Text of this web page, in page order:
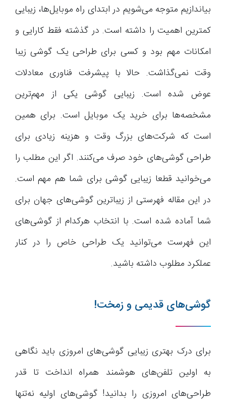
بیاندازیم متوجه می‌شویم در ابتدای راه موبایل‌ها، زیبایی
کمترین اهمیت را داشته است. در گذشته فقط کارایی و
امکانات مهم بود و کسی برای طراحی یک گوشی زیبا
وقت نمی‌گذاشت. حالا با پیشرفت فناوری معادلات
عوض شده است. زیبایی گوشی یکی از مهم‌ترین
مشخصه‌ها برای خرید یک موبایل است. برای همین
است که شرکت‌های بزرگ وقت و هزینه زیادی برای
طراحی گوشی‌های خود صرف می‌کنند. اگر این مطلب را
می‌خوانید قطعا زیبایی گوشی برای شما هم مهم است.
در این مقاله فهرستی از زیباترین گوشی‌های جهان برای
شما آماده شده است. با انتخاب هرکدام از گوشی‌های
این فهرست می‌توانید یک طراحی خاص را در کنار
عملکرد مطلوب داشته باشید.
گوشی‌های قدیمی و زمخت!
برای درک بهتری زیبایی گوشی‌های امروزی باید نگاهی
به اولین تلفن‌های هوشمند همراه انداخت تا قدر
طراحی‌های امروزی را بدانید! گوشی‌های اولیه نه‌تنها